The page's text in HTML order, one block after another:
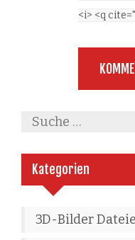
<i> <q
Kategorien
3D-Bilder